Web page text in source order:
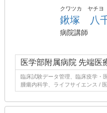
クワツカ ヤチヨ
鍬塚 八
病院講師
医学部附属病院 先端医
臨床試験データ管理、臨床疫学・
腫瘍内科学、ライフサイエンス /